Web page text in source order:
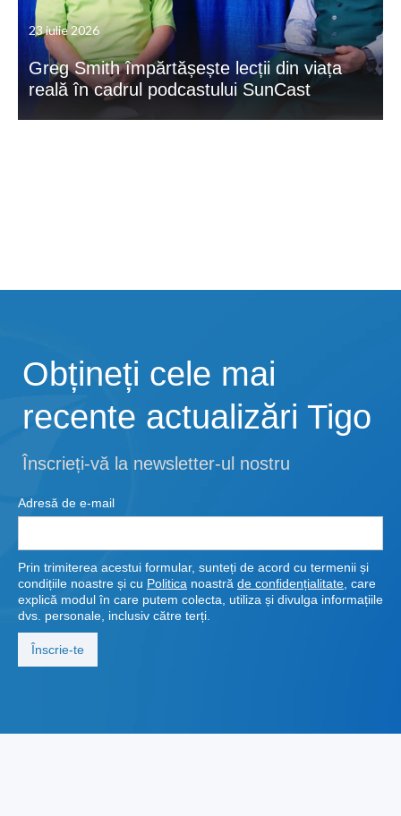
23 iulie 2026
Greg Smith împărtășește lecții din viața
reală în cadrul podcastului SunCast
Obțineți cele mai
recente actualizări Tigo
Înscrieți-vă la newsletter-ul nostru
Adresă de e-mail
Prin trimiterea acestui formular, sunteți de acord cu termenii și
condițiile noastre și cu Politica noastră de confidențialitate , care
explică modul în care putem colecta, utiliza și divulga informațiile
dvs. personale, inclusiv către terți.